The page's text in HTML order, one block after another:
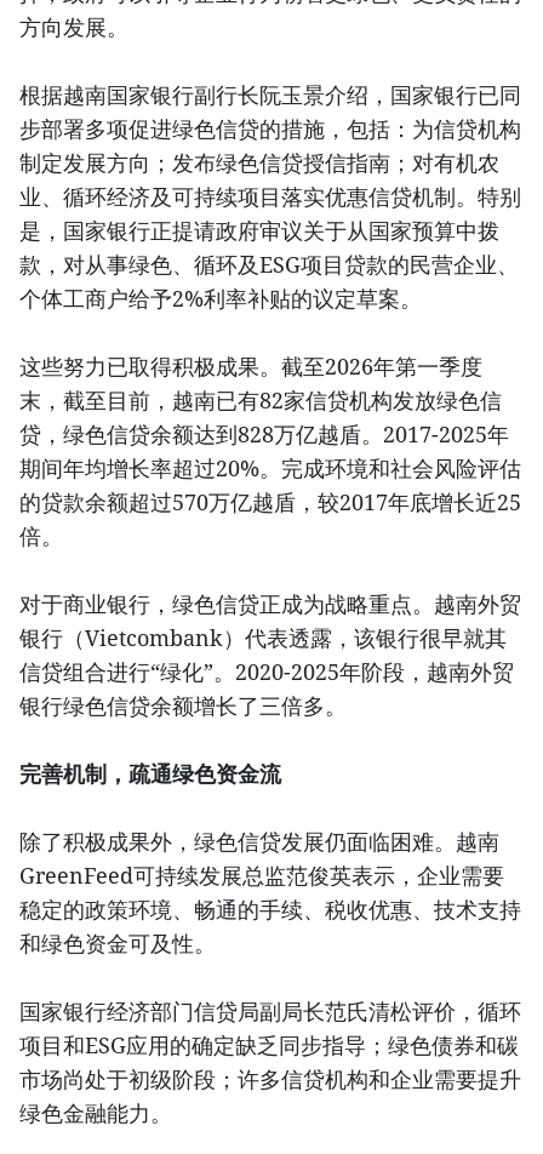
方向发展。
根据越南国家银行副行长阮玉景介绍，国家银行已同
步部署多项促进绿色信贷的措施，包括：为信贷机构
制定发展方向；发布绿色信贷授信指南；对有机农
业、循环经济及可持续项目落实优惠信贷机制。特别
是，国家银行正提请政府审议关于从国家预算中拨
款，对从事绿色、循环及ESG项目贷款的民营企业、
个体工商户给予2%利率补贴的议定草案。
这些努力已取得积极成果。截至2026年第一季度
末，截至目前，越南已有82家信贷机构发放绿色信
贷，绿色信贷余额达到828万亿越盾。2017-2025年
期间年均增长率超过20%。完成环境和社会风险评估
的贷款余额超过570万亿越盾，较2017年底增长近25
倍。
对于商业银行，绿色信贷正成为战略重点。越南外贸
银行（Vietcombank）代表透露，该银行很早就其
信贷组合进行“绿化”。2020-2025年阶段，越南外贸
银行绿色信贷余额增长了三倍多。
完善机制，疏通绿色资金流
除了积极成果外，绿色信贷发展仍面临困难。越南
GreenFeed可持续发展总监范俊英表示，企业需要
稳定的政策环境、畅通的手续、税收优惠、技术支持
和绿色资金可及性。
国家银行经济部门信贷局副局长范氏清松评价，循环
项目和ESG应用的确定缺乏同步指导；绿色债券和碳
市场尚处于初级阶段；许多信贷机构和企业需要提升
绿色金融能力。